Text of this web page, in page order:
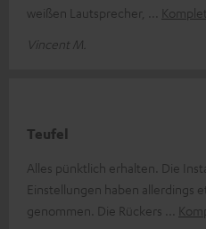
weißen Lautsprecher,
Vincent M.
Teufel
Alles pünktlich erhalten. Die
Einstellungen haben allerdings
genommen. Die Rückers